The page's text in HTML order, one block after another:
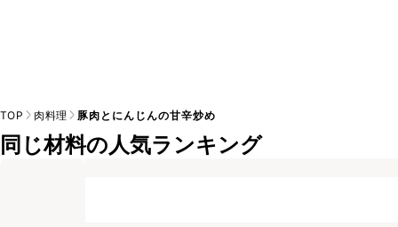
TOP 肉料理 豚肉とにんじんの甘辛炒め
同じ材料の人気ランキング